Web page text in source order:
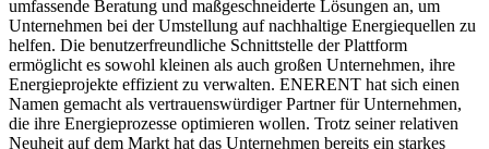
umfassende Beratung und maßgeschneiderte Lösungen an, um
Unternehmen bei der Umstellung auf nachhaltige Energiequellen zu
helfen. Die benutzerfreundliche Schnittstelle der Plattform
ermöglicht es sowohl kleinen als auch großen Unternehmen, ihre
Energieprojekte effizient zu verwalten. ENERENT hat sich einen
Namen gemacht als vertrauenswürdiger Partner für Unternehmen,
die ihre Energieprozesse optimieren wollen. Trotz seiner relativen
Neuheit auf dem Markt hat das Unternehmen bereits ein starkes